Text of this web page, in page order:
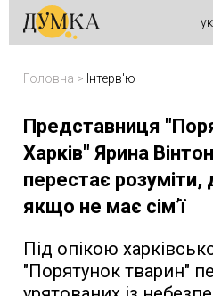
Головна > Інтерв'ю
Представниця
Харків" Ярина
перестає
якщо не має сім’ї
Під опікою
"Порятунок тварин"